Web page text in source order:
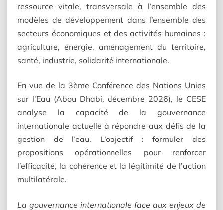
ressource vitale, transversale à l’ensemble des
modèles de développement dans l’ensemble des
secteurs économiques et des activités humaines :
agriculture, énergie, aménagement du territoire,
santé, industrie, solidarité internationale.
En vue de la 3ème Conférence des Nations Unies
sur l'Eau (Abou Dhabi, décembre 2026), le CESE
analyse la capacité de la gouvernance
internationale actuelle à répondre aux défis de la
gestion de l’eau. L’objectif : formuler des
propositions opérationnelles pour renforcer
l’efficacité, la cohérence et la légitimité de l’action
multilatérale.
La gouvernance internationale face aux enjeux de